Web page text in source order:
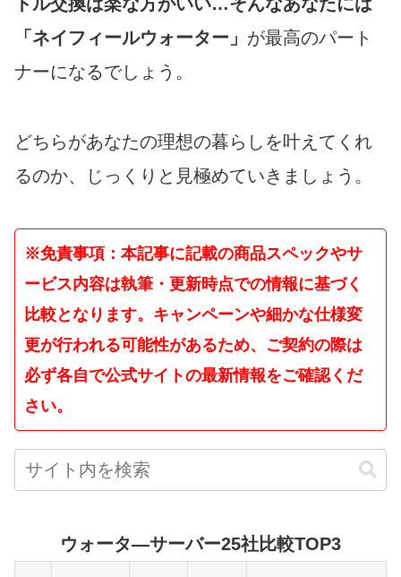
「ネイフィールウォーター」 が最高のパート
ナーになるでしょう。
どちらがあなたの理想の暮らしを叶えてくれ
るのか、じっくりと見極めていきましょう。
※免責事項：本記事に記載の商品スペックやサ
ービス内容は執筆・更新時点での情報に基づく
比較となります。キャンペーンや細かな仕様変
更が行われる可能性があるため、ご契約の際は
必ず各自で公式サイトの最新情報をご確認くだ
さい。
ウォータ―サーバー25社比較TOP3